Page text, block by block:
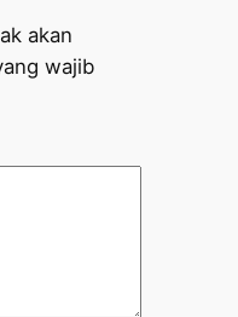
akan
wajib